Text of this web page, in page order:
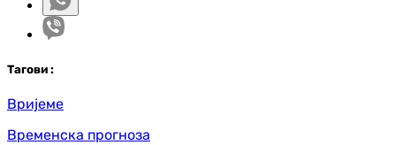
Тагови :
Вријеме
Временска прогноза